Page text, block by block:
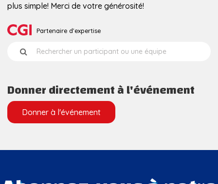
plus simple! Merci de votre générosité!
Partenaire d'expertise
Donner directement à l'événement
Donner à l'événement